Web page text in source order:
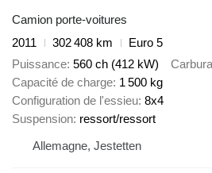
Camion porte-voitures
2011
302 408 km
Euro 5
Puissance 560 ch (412 kW)
Capacité de charge 1 500 kg
Configuration de l'essieu 8x4
Suspension ressort/ressort
Allemagne, Jestetten